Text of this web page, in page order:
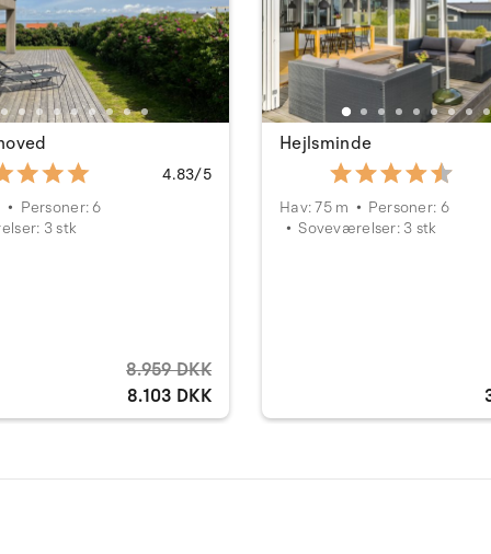
4.83/5
Personer: 6
3 stk
8.959 DKK
8.103 DKK
Hejlsminde
Hav: 75 m
Personer: 6
Soveværelser: 3 stk